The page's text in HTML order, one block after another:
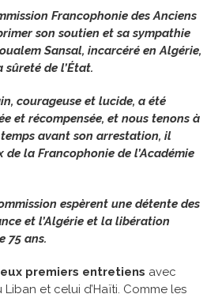
Francophonie des Anciens
son soutien et sa sympathie
Sansal, incarcéré en Algérie,
sûreté de l’État.
courageuse et lucide, a été
et récompensée, et nous tenons à
avant son arrestation, il
la Francophonie de l’Académie
espèrent une détente des
et l’Algérie et la libération
75 ans.
premiers entretiens avec
Liban et celui d’Haïti. Comme les